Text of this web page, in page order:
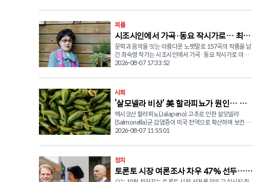
이 107곳의 임시 대피소에 머물고 있으며 긴급 물품 지원
외에도 심리사회적 안정 지원 프로그램을 위한 강사 양성
교육을 자원봉사자들과 함께 진행중에 있다. 굿네이버스는
유엔 인도주의업무조정국(UNOCHA)이 주관하는 클러스터
회의에 참석해 국제기구 및 현지 기관과 협력 방안을 논의
중이다. 또한 나이과타(Naiguatá) 및 성 프란시스코 데 아
시스(St. Francisco de Asís) 교회에서 위생 키트와 영유아
을 위해 지진 긴급 대응 추적 시스템을 구축해 모니터링을
상 식량 및 음용수: 식수난과 식량 부족이 심각한 피해 지역
가구에 비상식량과 안전한 식수 지원 ▲ 위생키트(Hygiene
Kits): 세정제, 소독제, 성인 및 영유아 개인위생 용품 전달 ▲
임시 대피소 키트 및 생필품: 주거지를 잃은 가정을 위한 텐
트, 모기장 및 기본 생활 필수품 배분 최신 공식 보고에 따르
면 이번 대지진으로 5,546명이 숨지고 1만 6,740명 이상이
감염병 위험이 가중되면서 현장의 구호 물품 지원이 시급한
상황이다. ■ 추가 구호 물품 확보 및 지원 지속 대지진 피해
가 장기화함에 따라 전달된 구호 물품이 빠르게 소진되고
피플
시조시인에서 가곡·동요 작시가로… 최숙
영 작가의 끝나지 않은 ‘노래’
문학과 음악을 잇는 아름다운 노랫말로 157곡의 작품을 남
긴 최숙영 작가는 시조시인에서 가곡·동요 작시가로 이어
진 예술 인생을 통해 한국 문학과 음악계에 의미 있는 발자
으로 등단하면서 시작됐다. 이후 오랜 시간 시조와 문학 창
작에 전념해온 그는 평소 마음속에 품고 있던 꿈을 이루기
위해 2013년 새로운 도전에 나섰다. 자신이 쓴 시가 아름다
운 선율을 만나 노래로 불리기를 바라는 마음으로 한국가곡
작사사협회와 한국동요음악협회에 가입하며 본격적인 작
시 활동을 시작했다. 그 결과 지금까지 가곡 20곡(합창곡 6
곡 포함), 동요 137곡 등 모두 157곡의 작품이 세상에 탄생
요라는 새로운 장르를 만나 많은 사람들에게 친숙하게 다가
자신의 유튜브 채널을 통해 창작 합창곡 6곡을 공개하며 그
동안의 작품들을 다시 소개하고 있다. 박이제 작곡의 '저 높
은 하늘을 봐요', 정유하 작곡의 '우리의 강 아리수여!', '어린
2026-08-07 17:33:52
사회
‘살모넬라 비상’ 美 할라피뇨가 원인… 캐
나다, 아직은 안전
멕시코산 할라피뇨(Jalapeno) 고추로 인한 살모넬라
(Salmonella)균 감염증이 미국 전역으로 확산하며 보건당
국에 비상이 걸렸다. 미국 식품의약국(FDA)은 지난 5일(수)
균 감염 환자가 발생했다고 밝혔다. 이 중 36명이 병원에 입
원했으며, 현재까지 사망자는 보고되지 않았다. 미국 식품의
약국과 질병통제예방센터(CDC)는 이번 역학조사를 통해
감염 원인으로 멕시코 서부 시날로아(Sinaloa)주에서 재배
되어 코스트 시트러스 디스트리뷰터스(Coast Citrus
2026-08-07 11:55:01
정치
토론토 시장 여론조사 차우 47% 선두…